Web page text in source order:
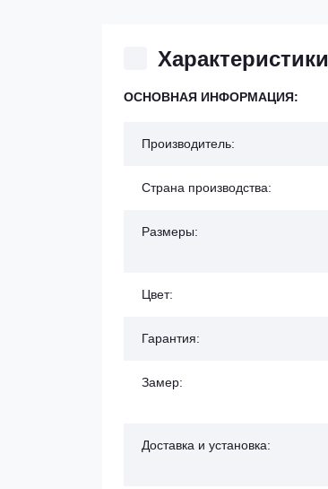
Характеристики
ОСНОВНАЯ ИНФОРМАЦИЯ:
Производитель:
Страна производства:
Размеры:
Цвет:
Гарантия:
Замер:
Доставка и установка: